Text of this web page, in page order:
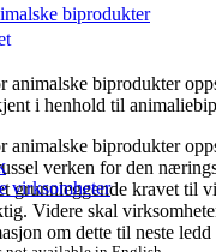
virksomheter
biprodukter
animalske biprodukter
i henhold til
animalske biprodukter
verken for den
grunnleggende kravet til
Videre skal
om dette til neste